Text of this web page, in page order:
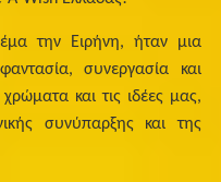
την Ειρήνη, ήταν μια
συνεργασία και
και τις ιδέες μας,
συνύπαρξης και της